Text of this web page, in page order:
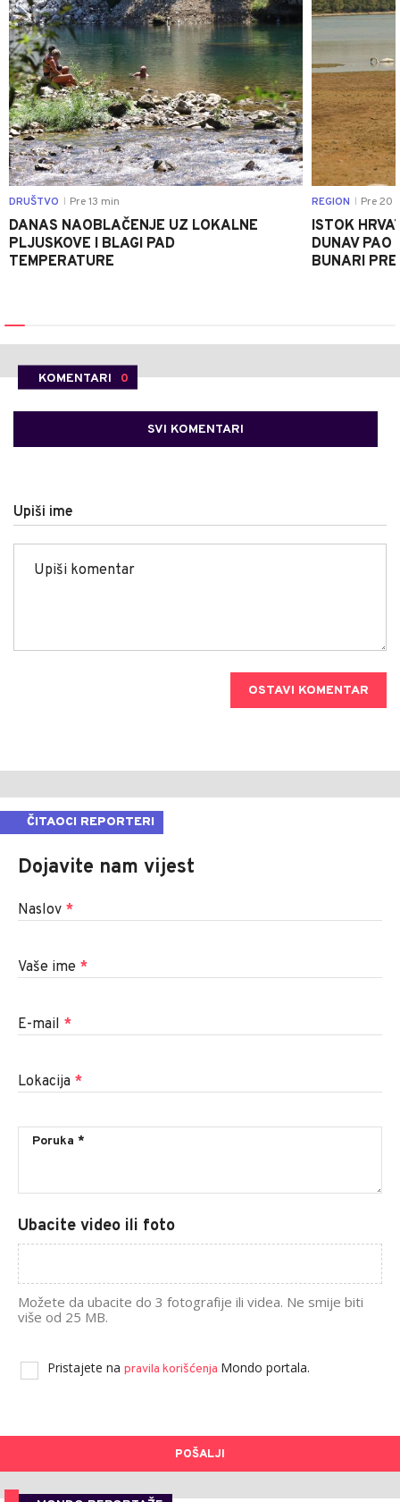
DRUŠTVO Pre 13 min
DANAS NAOBLAČENJE UZ LOKALNE
PLJUSKOVE I BLAGI PAD
TEMPERATURE
REGION Pre 20
ISTOK
DUNAV PAO
BUNARI
KOMENTARI 0
SVI KOMENTARI
Upiši ime
OSTAVI KOMENTAR
ČITAOCI REPORTERI
Dojavite nam vijest
Naslov *
Vaše ime *
E-mail *
Lokacija *
Ubacite video ili foto
Možete da ubacite do 3 fotografije ili videa. Ne smije biti
više od 25 MB.
Pristajete na pravila korišćenja Mondo portala.
POŠALJI